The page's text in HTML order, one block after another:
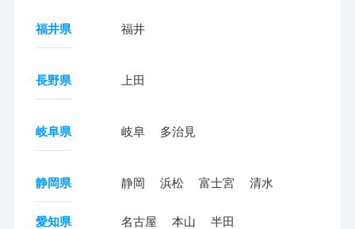
福井県 福井
長野県 上田
岐阜県 岐阜 多治見
静岡県 静岡 浜松 富士宮 清水
愛知県 名古屋 本山 半田